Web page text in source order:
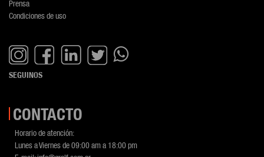
Prensa
Condiciones de uso
SEGUINOS
CONTACTO
Horario de atención:
Lunes a Viernes de 09:00 am a 18:00 pm